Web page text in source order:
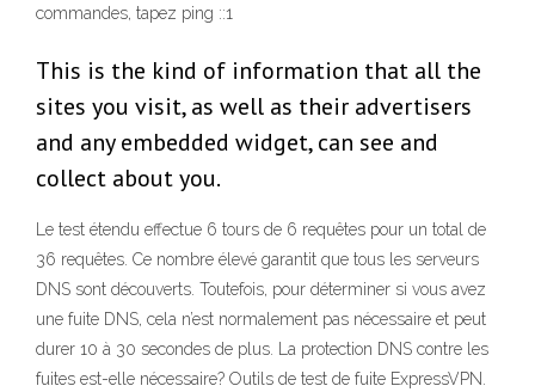
commandes, tapez ping ::1
This is the kind of information that all the
sites you visit, as well as their advertisers
and any embedded widget, can see and
collect about you.
Le test étendu effectue 6 tours de 6 requêtes pour un total de
36 requêtes. Ce nombre élevé garantit que tous les serveurs
DNS sont découverts. Toutefois, pour déterminer si vous avez
une fuite DNS, cela n’est normalement pas nécessaire et peut
durer 10 à 30 secondes de plus. La protection DNS contre les
fuites est-elle nécessaire? Outils de test de fuite ExpressVPN.